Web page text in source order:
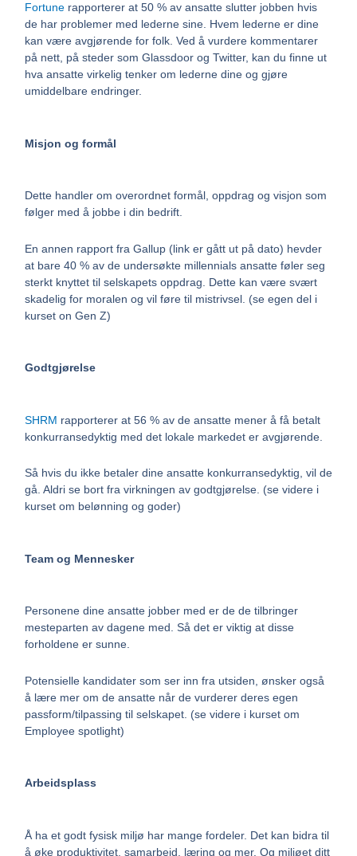
Fortunerapporterer at 50 % av ansatte slutter jobben hvis
de har problemer med lederne sine. Hvem lederne er dine
kan være avgjørende for folk. Ved å vurdere kommentarer
på nett, på steder som Glassdoor og Twitter, kan du finne ut
hva ansatte virkelig tenker om lederne dine og gjøre
umiddelbare endringer.
Misjon og formål
Dette handler om overordnet formål, oppdrag og visjon som
følger med å jobbe i din bedrift.
En annen rapport fra Gallup (link er gått ut på dato) hevder
at bare 40 % av de undersøkte millennials ansatte føler seg
sterkt knyttet til selskapets oppdrag. Dette kan være svært
skadelig for moralen og vil føre til mistrivsel. (se egen del i
kurset on Gen Z)
Godtgjørelse
SHRM rapporterer at 56 % av de ansatte mener å få betalt
konkurransedyktig med det lokale markedet er avgjørende.
Så hvis du ikke betaler dine ansatte konkurransedyktig, vil de
gå. Aldri se bort fra virkningen av godtgjørelse. (se videre i
kurset om belønning og goder)
Team og Mennesker
Personene dine ansatte jobber med er de de tilbringer
mesteparten av dagene med. Så det er viktig at disse
forholdene er sunne.
Potensielle kandidater som ser inn fra utsiden, ønsker også
å lære mer om de ansatte når de vurderer deres egen
passform/tilpassing til selskapet. (se videre i kurset om
Employee spotlight)
Arbeidsplass
Å ha et godt fysisk miljø har mange fordeler. Det kan bidra til
å øke produktivitet, samarbeid, læring og mer. Og miljøet ditt